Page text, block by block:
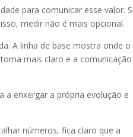
para comunicar esse valor.
medir não é mais opcional.
A linha de base mostra onde o
mais claro e a comunicação
a enxergar a própria evolução e
números, fica claro que a